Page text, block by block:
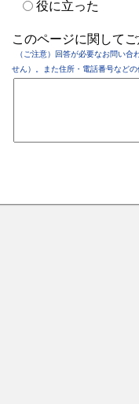
役に立った
このページに関して
（ご注意）回答が必要なお問い
せん）。また住所・電話番号など